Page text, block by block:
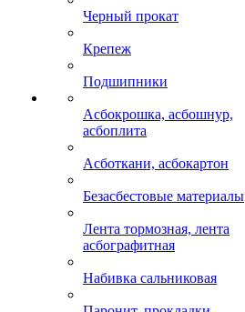
Черный прокат
Крепеж
Подшипники
Асбокрошка, асбошнур,
асбоплита
Асботкани, асбокартон
Безасбестовые материалы
Лента тормозная, лента
асбографитная
Набивка сальниковая